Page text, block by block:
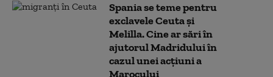
Spania se teme pentru
exclavele Ceuta și
Melilla. Cine ar sări în
ajutorul Madridului în
cazul unei acțiuni a
Marocului